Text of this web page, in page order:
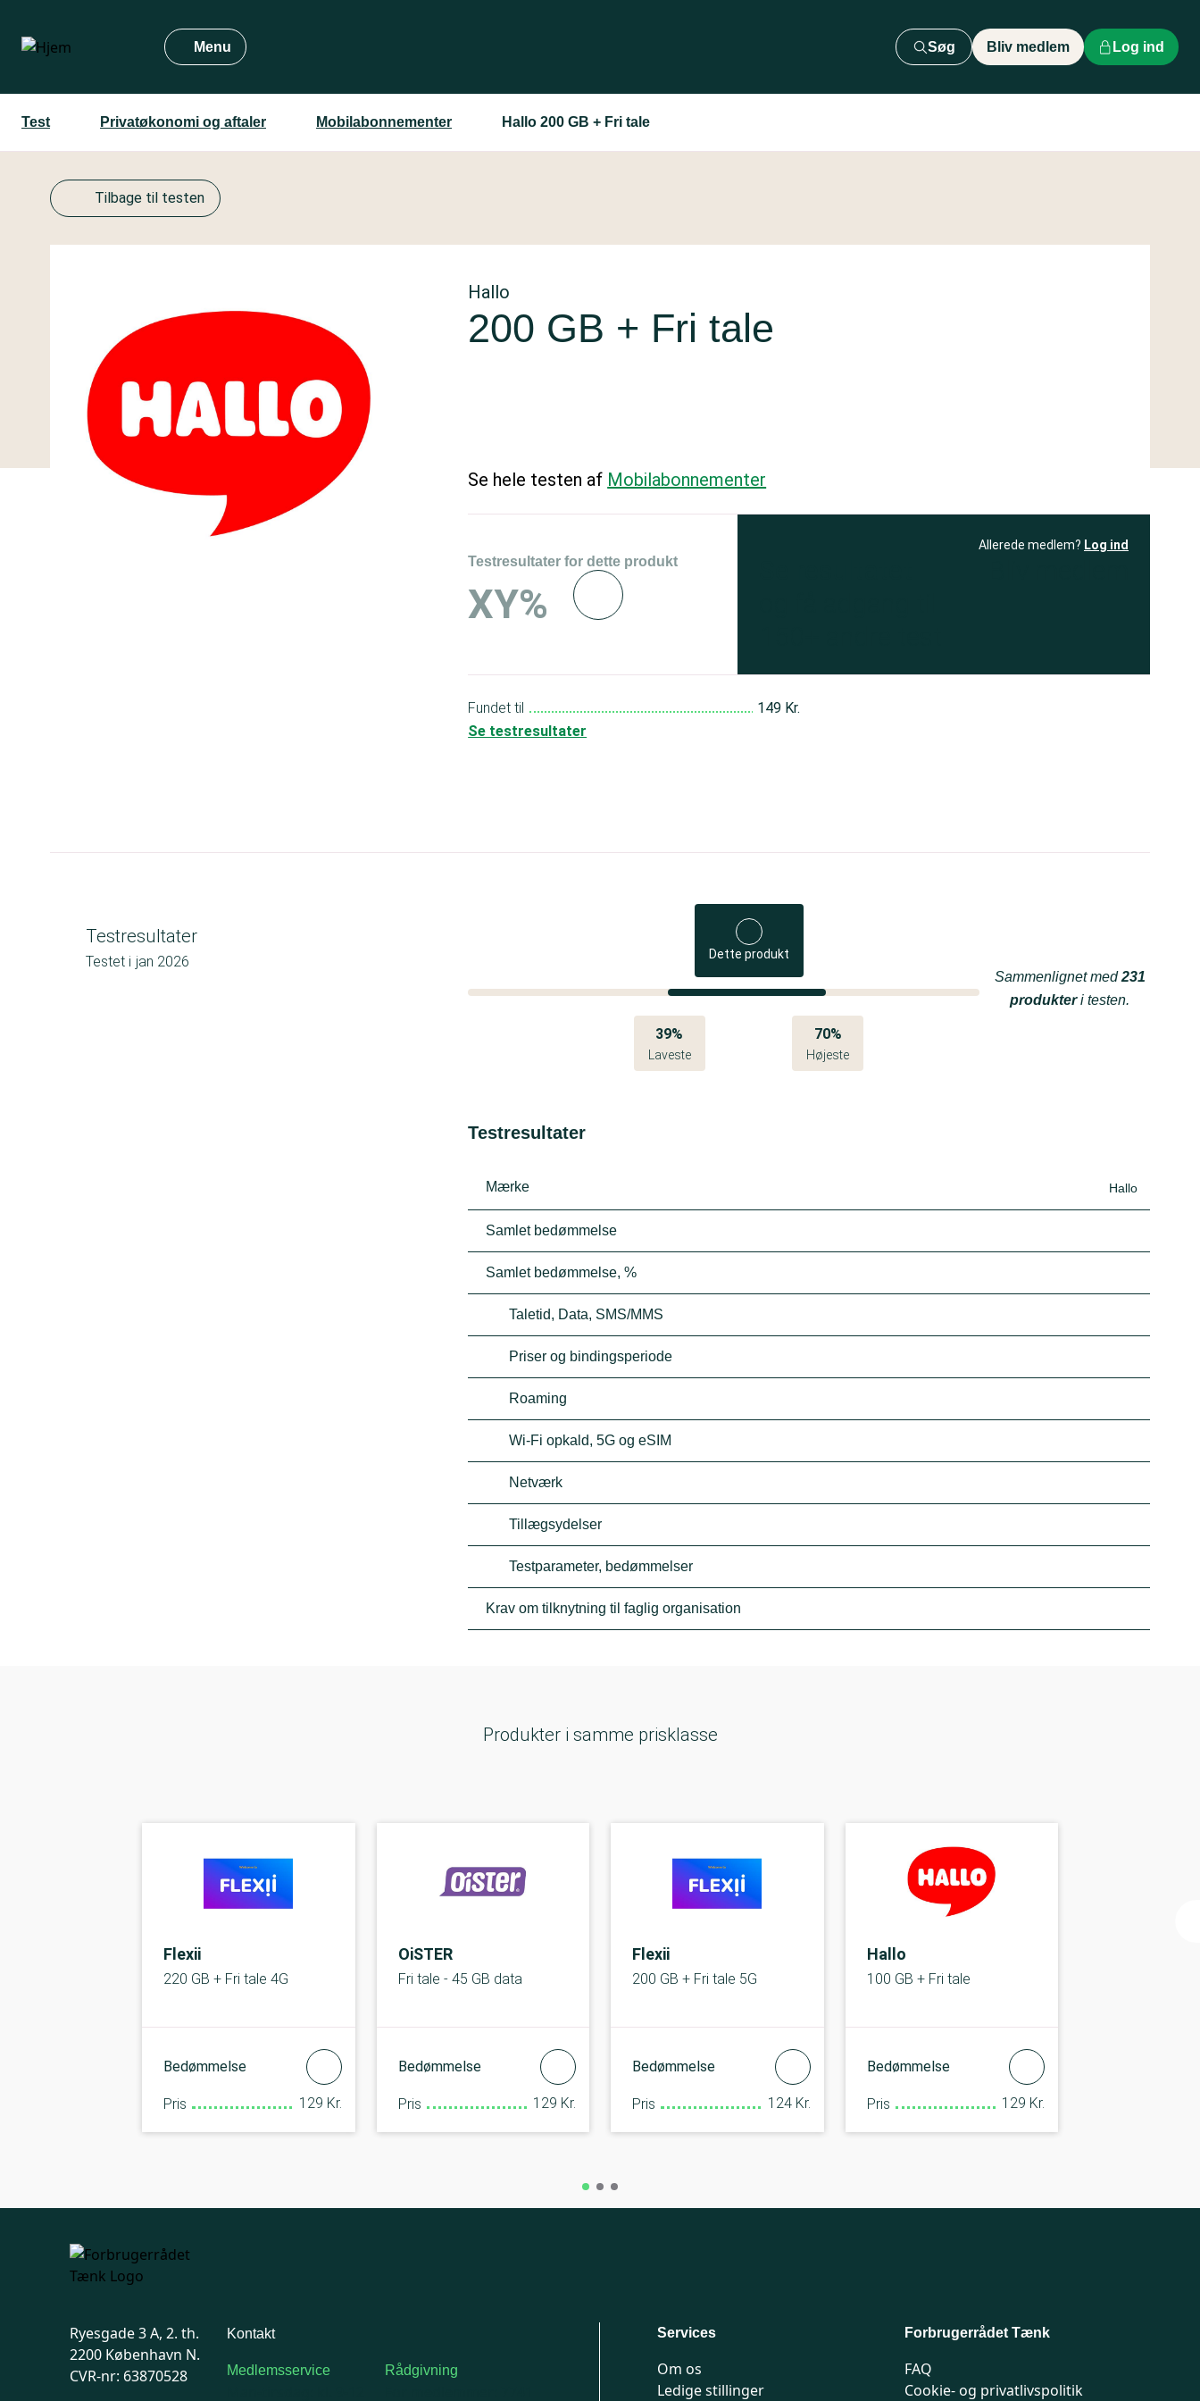
hovedindhold
Menu Søg Bliv medlem Log ind
Test Privatøkonomi og aftaler Mobilabonnementer Hallo 200 GB + Fri tale
Tilbage til testen
Hallo
200 GB + Fri tale
Se hele testen af Mobilabonnementer
Testresultater for dette produkt
XY%
Allerede medlem? Log ind
Fundet til
149 Kr.
Se testresultater
Testresultater
Testet i jan 2026 Dette produkt
39%
Laveste
70%
Højeste
Sammenlignet med231
produkteri testen.
Testresultater
Mærke Hallo
Samlet bedømmelse
Samlet bedømmelse, %
Taletid, Data, SMS/MMS
Priser og bindingsperiode
Roaming
Wi-Fi opkald, 5G og eSIM
Netværk
Tillægsydelser
Testparameter, bedømmelser
Krav om tilknytning til faglig organisation
Produkter i samme prisklasse
Flexii
220 GB + Fri tale 4G
Bedømmelse
Pris 129 Kr.
OiSTER
Fri tale - 45 GB data
Bedømmelse
Pris 129 Kr.
Flexii
200 GB + Fri tale 5G
Bedømmelse
Pris 124 Kr.
Hallo
100 GB + Fri tale
Bedømmelse
Pris 129 Kr.
Ryesgade 3 A, 2. th.
2200 København N.
CVR-nr: 63870528
Kontakt
Medlemsservice Rådgivning
Services
Om os
Ledige stillinger
Forbrugerrådet Tænk
FAQ
Cookie- og privatlivspolitik